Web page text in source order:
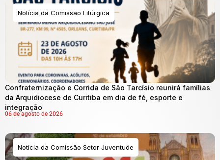
Notícia da Comissão Litúrgica
Confraternização e Corrida de São Tarcísio reunirá famílias
da Arquidiocese de Curitiba em dia de fé, esporte e
integração
06 de agosto de 2026
Notícia da Comissão Setor Juventude